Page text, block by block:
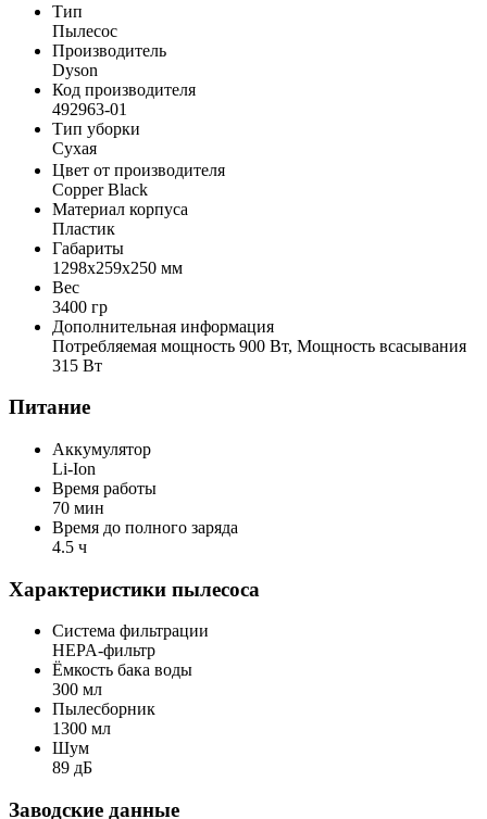
Тип
Пылесос
Производитель
Dyson
Код производителя
492963-01
Тип уборки
Сухая
Цвет от производителя
Copper Black
Материал корпуса
Пластик
Габариты
1298x259x250 мм
Вес
3400 гр
Дополнительная информация
Потребляемая мощность 900 Вт, Мощность всасывания
315 Вт
Питание
Аккумулятор
Li-Ion
Время работы
70 мин
Время до полного заряда
4.5 ч
Характеристики пылесоса
Cистема фильтрации
HEPA-фильтр
Ёмкость бака воды
300 мл
Пылесборник
1300 мл
Шум
89 дБ
Заводские данные